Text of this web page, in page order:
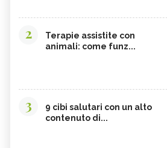
2
Terapie assistite con
animali: come funz...
3
9 cibi salutari con un alto
contenuto di...